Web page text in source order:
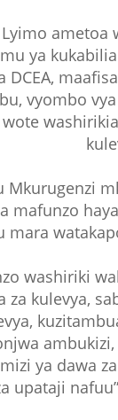
ya
vyombo
Mkurugenzi
mafunzo
washiriki
za kulevya,
ya dawa
upataji